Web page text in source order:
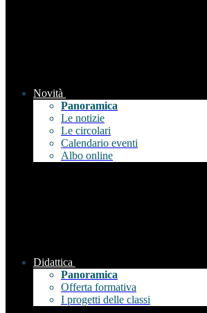
Novità
Panoramica
Le notizie
Le circolari
Calendario eventi
Albo online
Didattica
Panoramica
Offerta formativa
I progetti delle classi